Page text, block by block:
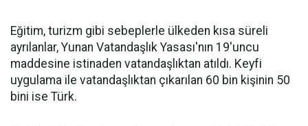
Eğitim, turizm gibi sebeplerle ülkeden kısa süreli
ayrılanlar, Yunan Vatandaşlık Yasası'nın 19'uncu
maddesine istinaden vatandaşlıktan atıldı. Keyfi
uygulama ile vatandaşlıktan çıkarılan 60 bin kişinin 50
bini ise Türk.